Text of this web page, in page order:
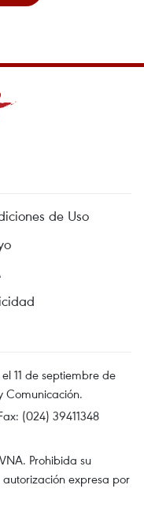
de Uso
11 de septiembre de
Comunicación.
(024) 39411348
Prohibida su
expresa por